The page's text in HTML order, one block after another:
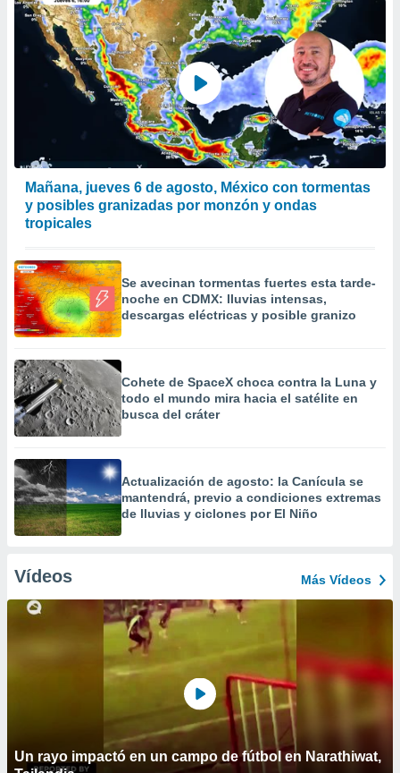
Mañana, jueves 6 de agosto, México con tormentas
y posibles granizadas por monzón y ondas
tropicales
Se avecinan tormentas fuertes esta tarde-
noche en CDMX: lluvias intensas,
descargas eléctricas y posible granizo
Cohete de SpaceX choca contra la Luna y
todo el mundo mira hacia el satélite en
busca del cráter
Actualización de agosto: la Canícula se
mantendrá, previo a condiciones extremas
de lluvias y ciclones por El Niño
Vídeos Más Vídeos
Un rayo impactó en un campo de fútbol en Narathiwat,